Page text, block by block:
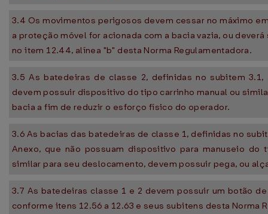
3.4 Os movimentos perigosos devem cessar no máximo
a proteção móvel for acionada com a bacia vazia, ou
no item 12.44, alínea "b" desta Norma Regulamentadora.
3.5 As batedeiras de classe 2, definidas no subitem 3.1,
devem possuir dispositivo do tipo carrinho manual ou
bacia a fim de reduzir o esforço físico do operador.
3.6 As bacias das batedeiras de classe 1, definidas no
Anexo, que não possuam dispositivo para manuseio do
similar para seu deslocamento, devem possuir pega, ou
3.7 As batedeiras classe 1 e 2 devem possuir um botão
conforme itens 12.56 a 12.63 e seus subitens desta Norma